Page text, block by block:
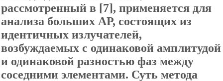
рассмотренный в [7], применяется для
анализа больших АР, состоящих из
идентичных излучателей,
возбуждаемых с одинаковой амплитудой
и одинаковой разностью фаз между
соседними элементами. Суть метода